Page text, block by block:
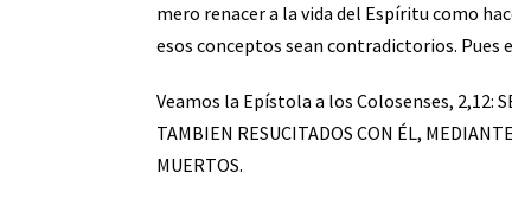
mero renacer a la vida del Espíritu como
esos conceptos sean contradictorios. Pues
Veamos la Epístola a los Colosenses, 2,12:
TAMBIEN RESUCITADOS CON ÉL,
MUERTOS.